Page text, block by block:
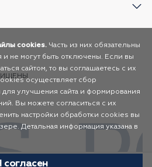
cookies. Часть из них обязательны
и не могут быть отключены. Если вы
сайтом, то вы соглашаетесь с их
осуществляет сбор
улучшения сайта и формирования
Вы можете согласиться с их
настройки обработки cookies вы
Детальная информация указана в
согласен